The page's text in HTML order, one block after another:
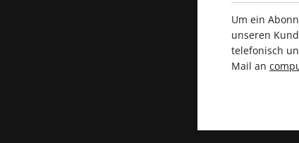
Um ein
unseren
telefonisch
Mail an